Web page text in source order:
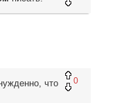
0
что